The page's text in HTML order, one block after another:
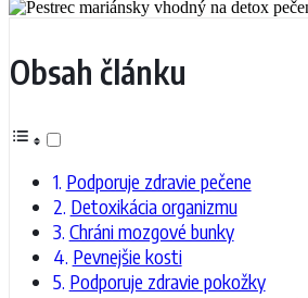
Obsah článku
Podporuje zdravie pečene
Detoxikácia organizmu
Chráni mozgové bunky
Pevnejšie kosti
Podporuje zdravie pokožky